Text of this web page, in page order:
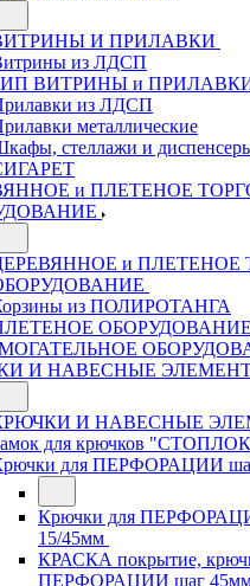
И ПРИЛАВКИ
из ЛДСП
ВИТРИНЫ и
из ЛДСП
металлические
стеллажи и
и ПЛЕТЕНОЕ
и ПЛЕТЕНОЕ
из ПОЛИРОТАНГА
ОБОРУДОВАНИЕ
И НАВЕСНЫЕ
И НАВЕСНЫЕ
для крючков
для ПЕРФОРАЦИИ
Крючки для
15/45мм
КРАСКА покрытие,
ПЕРФОРАЦИИ шаг